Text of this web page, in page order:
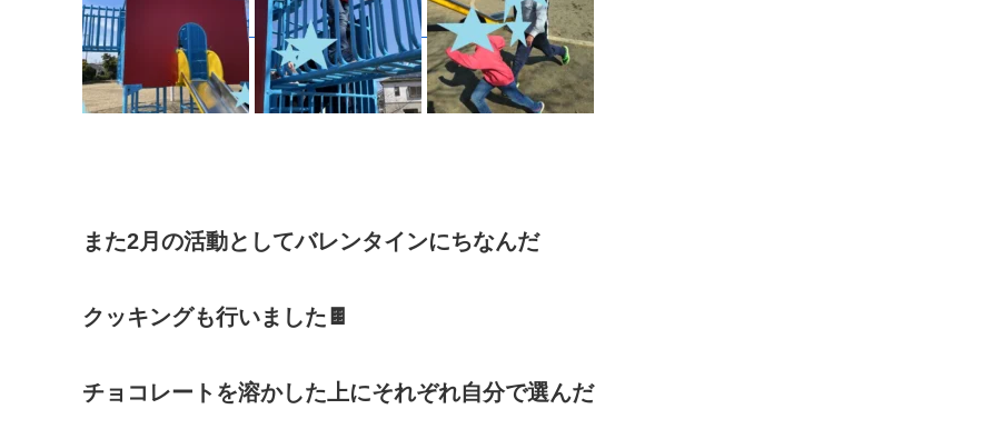
また2月の活動としてバレンタインにちなんだ
クッキングも行いました🍫
チョコレートを溶かした上にそれぞれ自分で選んだ